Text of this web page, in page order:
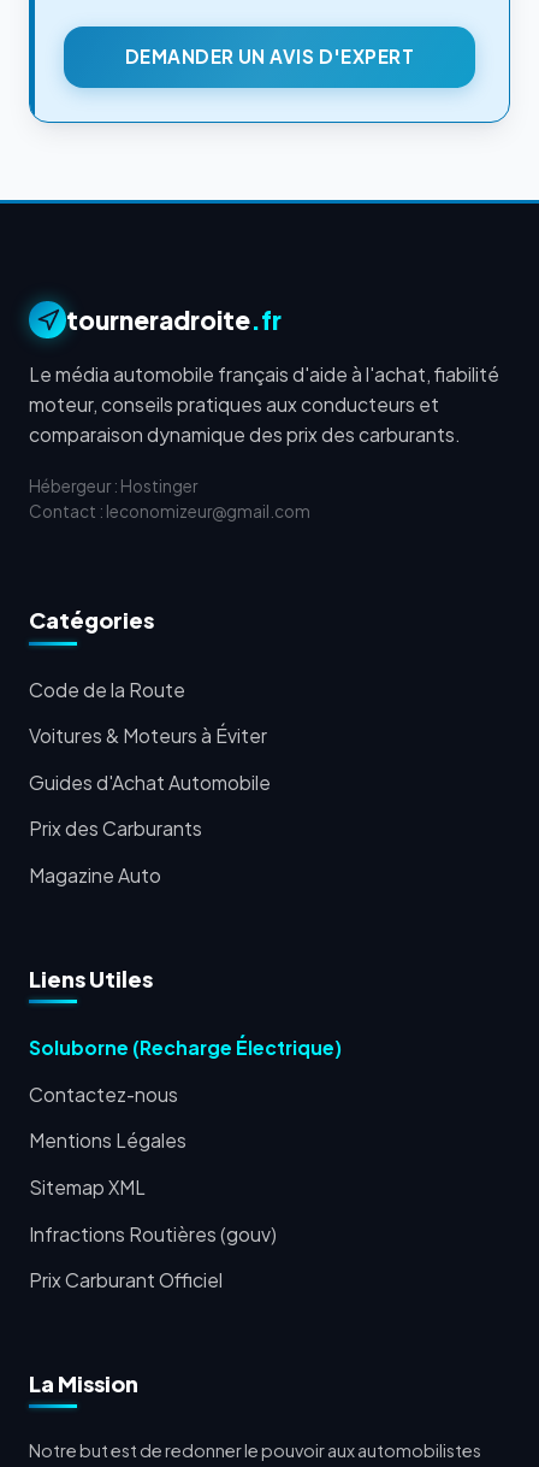
DEMANDER UN AVIS D'EXPERT
tourneradroite.fr
Le média automobile français d'aide à l'achat, fiabilité
moteur, conseils pratiques aux conducteurs et
comparaison dynamique des prix des carburants.
Hébergeur : Hostinger
Contact : leconomizeur@gmail.com
Catégories
Code de la Route
Voitures & Moteurs à Éviter
Guides d'Achat Automobile
Prix des Carburants
Magazine Auto
Liens Utiles
Soluborne (Recharge Électrique)
Contactez-nous
Mentions Légales
Sitemap XML
Infractions Routières (gouv)
Prix Carburant Officiel
La Mission
Notre but est de redonner le pouvoir aux automobilistes